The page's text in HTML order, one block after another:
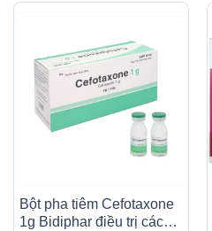
Bột pha tiêm Cefotaxone
1g Bidiphar điều trị các